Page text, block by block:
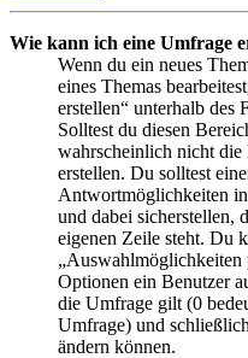
Wie kann ich eine Umfrage
Wenn du ein neues
eines Themas
erstellen“ unterhalb des
Solltest du diesen
wahrscheinlich nicht
erstellen. Du solltest
Antwortmöglichkeiten in
und dabei sicherstellen,
eigenen Zeile steht. Du
„Auswahlmöglichkeiten
Optionen ein Benutzer
die Umfrage gilt (0
Umfrage) und
ändern können.